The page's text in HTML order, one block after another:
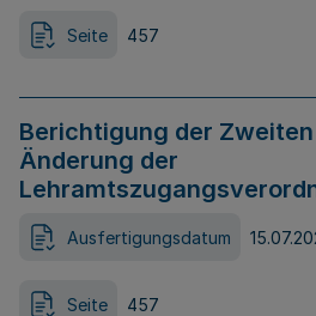
Seite 457
Berichtigung der
Änderung der
Ausfertigungsdatum
Seite 457